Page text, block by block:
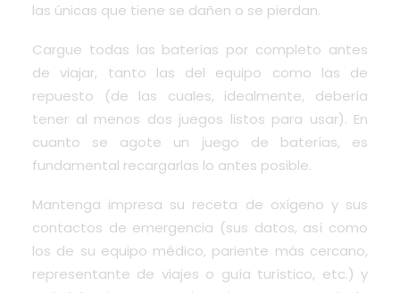
las únicas que tiene se dañen o se pierdan.
Cargue todas las baterías por completo antes
de viajar, tanto las del equipo como las de
repuesto (de las cuales, idealmente, debería
tener al menos dos juegos listos para usar). En
cuanto se agote un juego de baterías, es
fundamental recargarlas lo antes posible.
Mantenga impresa su receta de oxígeno y sus
contactos de emergencia (sus datos, así como
los de su equipo médico, pariente más cercano,
representante de viajes o guía turístico, etc.) y